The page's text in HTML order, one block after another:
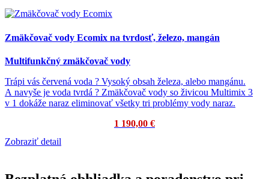
Zmäkčovač vody Ecomix na tvrdosť, železo, mangán
Multifunkčný zmäkčovač vody
Trápi vás červená voda ? Vysoký obsah železa, alebo mangánu.
A navyše je voda tvrdá ? Zmäkčovač vody so živicou Multimix 3
v 1 dokáže naraz eliminovať všetky tri problémy vody naraz.
1 190,00 €
Zobraziť detail